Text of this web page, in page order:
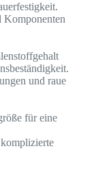
Komponenten
und raue
für eine